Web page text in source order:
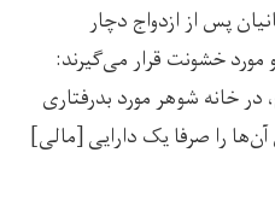
پس از ازدواج دچار
خشونت قرار می‌گیرند:
در خانه شوهر مورد بدرفتاری
را صرفا یک دارایی [مالی]